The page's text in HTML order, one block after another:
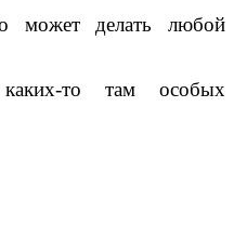
может делать любой
то там особых